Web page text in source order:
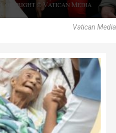
Vatican Media